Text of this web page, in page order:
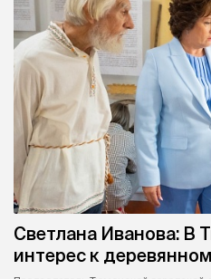
Светлана Иванова: В
интерес к